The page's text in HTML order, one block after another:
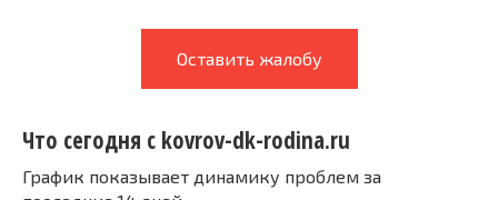
Оставить жалобу
Что сегодня с kovrov-dk-rodina.ru
График показывает динамику проблем за